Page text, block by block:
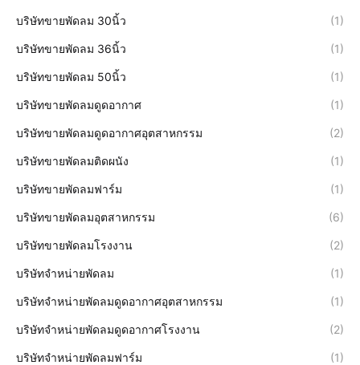
บริษัทขายพัดลม 30นิ้ว (1)
บริษัทขายพัดลม 36นิ้ว (1)
บริษัทขายพัดลม 50นิ้ว (1)
บริษัทขายพัดลมดูดอากาศ (1)
บริษัทขายพัดลมดูดอากาศอุตสาหกรรม (2)
บริษัทขายพัดลมติดผนัง (1)
บริษัทขายพัดลมฟาร์ม (1)
บริษัทขายพัดลมอุตสาหกรรม (6)
บริษัทขายพัดลมโรงงาน (2)
บริษัทจำหน่ายพัดลม (1)
บริษัทจำหน่ายพัดลมดูดอากาศอุตสาหกรรม (1)
บริษัทจำหน่ายพัดลมดูดอากาศโรงงาน (2)
บริษัทจำหน่ายพัดลมฟาร์ม (1)